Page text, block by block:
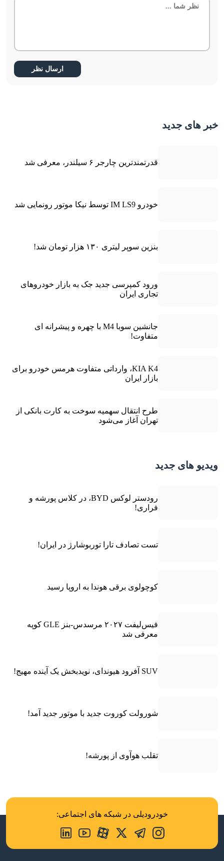
خبر های جدید
قدرتمندترین چارجر ۶ سیلندر، معرفی شد
خودرو IM LS9 توسط نیکا موتور رونمایی شد
بنزین سوپر لیتری ۱۳۰ هزار تومان شد!
ورود کمپرسی جدید جک به بازار خودروهای
تجاری ایران
جانشین سوبا M4 با چهره و پیشرانه ای
متفاوت!
KIA K4، وارداتی متفاوت هرمس خودرو برای
بازار ایران
طرح انتقال سهمیه سوخت به کارت بانکی از
تهران آغاز می‌شود
ویدیو های جدید
رودستر لوکس BYD، در کلاس پورشه و
فراری!
تست تصادف تارا توربوشارژ در ایران!
کوچولوی برقی هوندا به اروپا رسید
فیس‌لیفت ۲۰۲۷ مرسدس-بنز GLE کوپه
معرفی شد
SUV آفرود هیوندای، نویدبخش یک آینده مهیج!
شورولت کوروت جدید با موتور جدید آمد!
تقلب هوآوی از پورشه!
خودرودیلی در شبکه های اجتماعی: